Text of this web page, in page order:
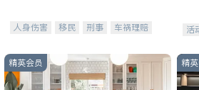
人身伤害 移民 刑事
车祸理赔
商标注册
索赔 律师-其它 保释
活
精英会员 精